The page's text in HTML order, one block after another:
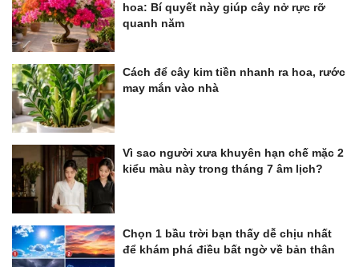
hoa: Bí quyết này giúp cây nở rực rỡ
quanh năm
Cách để cây kim tiền nhanh ra hoa, rước
may mắn vào nhà
Vì sao người xưa khuyên hạn chế mặc 2
kiểu màu này trong tháng 7 âm lịch?
Chọn 1 bầu trời bạn thấy dễ chịu nhất
để khám phá điều bất ngờ về bản thân